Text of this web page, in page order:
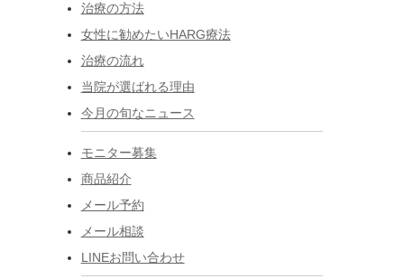
治療の方法
女性に勧めたいHARG療法
治療の流れ
当院が選ばれる理由
今月の旬なニュース
モニター募集
商品紹介
メール予約
メール相談
LINEお問い合わせ